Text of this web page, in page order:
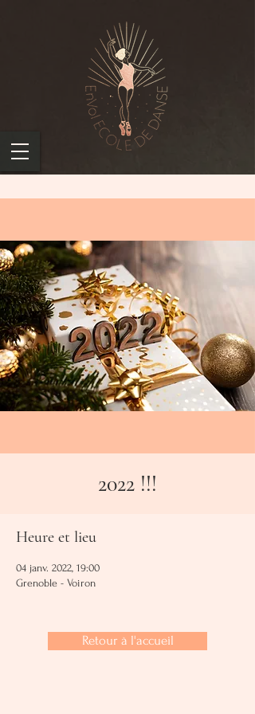
2022 !!!
Heure et lieu
04 janv. 2022, 19:00
Grenoble - Voiron
Retour à l'accueil